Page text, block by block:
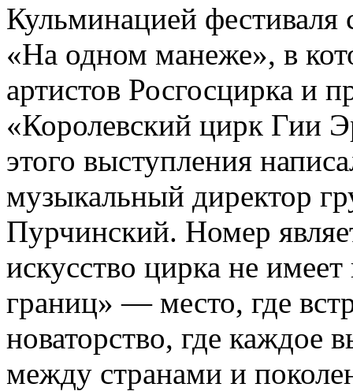
Кульминацией фестиваля
«На одном манеже», в
артистов Росгосцирка и
«Королевский цирк Гии
этого выступления
музыкальный директор
Пурчинский. Номер
искусство цирка не
границ» — место, где
новаторство, где каждое
между странами и